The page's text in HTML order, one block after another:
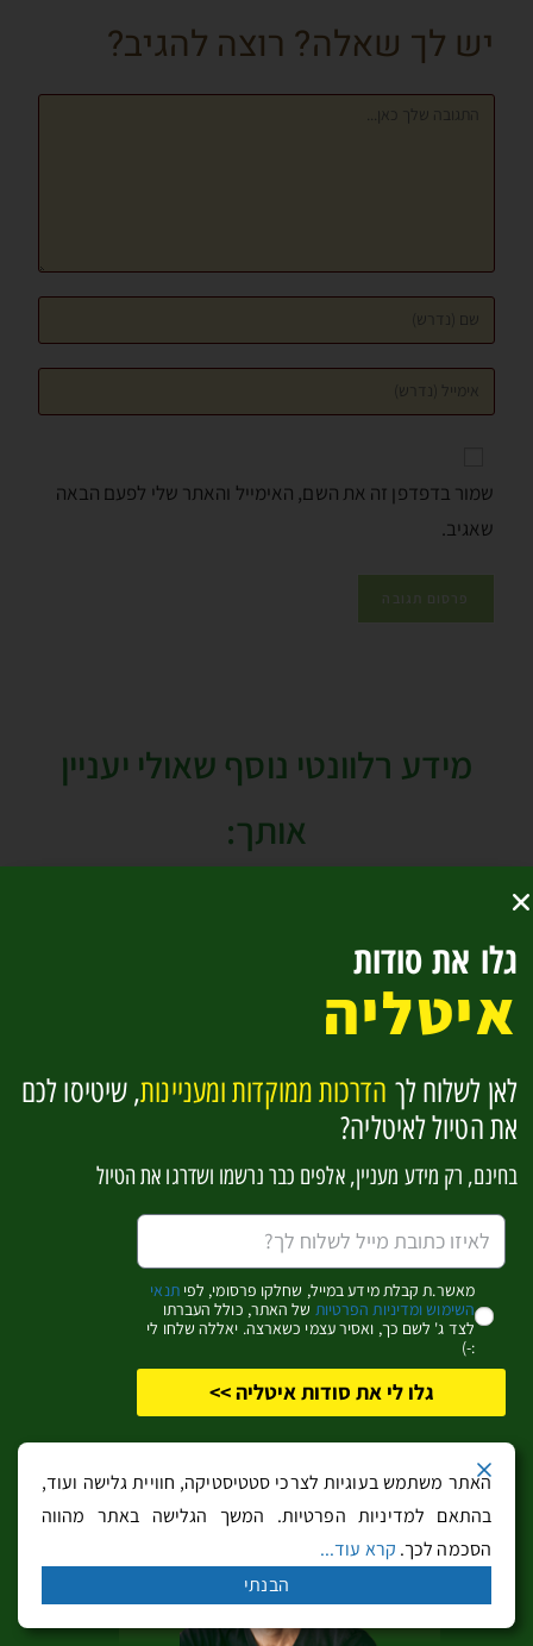
p
er
k
יש לך שאלה? רוצה להגיב?
שמור בדפדפן זה את השם, האימייל והאתר שלי לפעם הבאה
שאגיב.
מידע רלוונטי נוסף שאולי יעניין
אותך:
אתרי הספא והבריכות הכי פופולריים בדולומיטים
12 כפרי נופש מיוחדים באגם גארדה
האתר משתמש בעוגיות לצרכי סטטיסטיקה, חוויית גלישה ועוד,
בהתאם למדיניות הפרטיות. המשך הגלישה באתר מהווה
הסכמה לכך. קרא עוד...
הבנתי
גלו את סודות
איטליה
לאן לשלוח לך הדרכות ממוקדות ומעניינות, שיטיסו לכם
את הטיול לאיטליה?
בחינם, רק מידע מעניין, אלפים כבר נרשמו ושדרגו את הטיול
מאשר.ת קבלת מידע במייל, שחלקו פרסומי, לפיתנאי
השימוש ומדיניות הפרטיות של האתר, כולל העברתו
לצד ג' לשם כך, ואסיר עצמי כשארצה. יאללה שלחו לי
:-)
גלו לי את סודות איטליה >>